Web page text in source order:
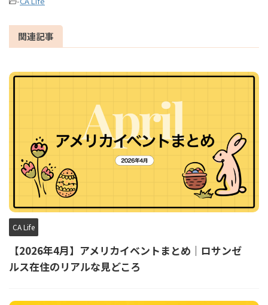
関連記事
CA Life
【2026年4月】アメリカイベントまとめ｜ロサンゼ
ルス在住のリアルな見どころ